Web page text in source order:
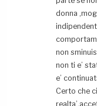
donna
non
non ti e’
e’
Certo che